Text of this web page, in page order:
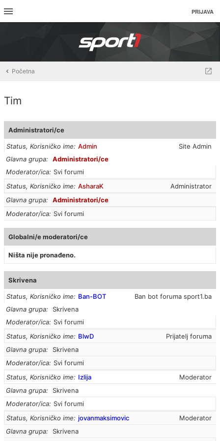
PRIJAVA
Početna
Tim
Administratori/ce
Status, Korisničko ime Site Admin
Admin
Glavna grupa
Administratori/ce
Moderator/ica
Svi forumi
Status, Korisničko ime
Administrator
AsharaK
Glavna grupa
Administratori/ce
Moderator/ica
Svi forumi
Globalni/e moderatori/ce
Ništa nije pronađeno.
Skrivena
Status, Korisničko ime Ban bot foruma sport1.ba
Ban-BOT
Glavna grupa
Skrivena
Moderator/ica
Svi forumi
Status, Korisničko ime
Prijatelj foruma
BlwD
Glavna grupa
Skrivena
Moderator/ica
Svi forumi
Status, Korisničko ime
Moderator
Izlija
Glavna grupa
Skrivena
Moderator/ica
Svi forumi
Status, Korisničko ime
Moderator
jovanmaksimovic
Glavna grupa
Skrivena